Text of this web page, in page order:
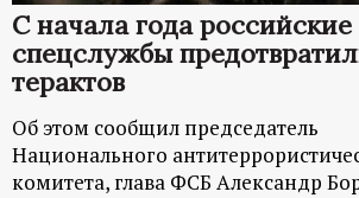
т
а
л
С начала года российские
спецслужбы
терактов
Об этом сообщил председатель
Национального
комитета, глава ФСБ Александр